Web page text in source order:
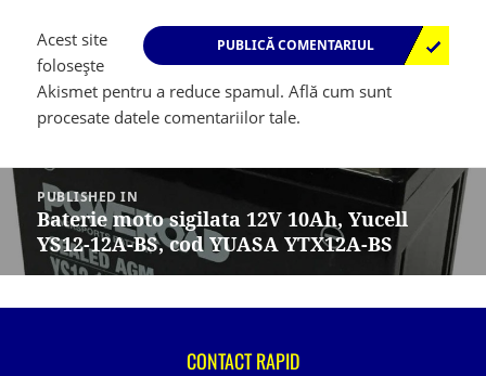
Acest site
folosește
Akismet pentru a reduce spamul.Află cum sunt
procesate datele comentariilor tale.
Navigare
în
articole
PUBLISHED IN
Baterie moto sigilata 12V 10Ah, Yucell
YS12-12A-BS, cod YUASA YTX12A-BS
CONTACT RAPID